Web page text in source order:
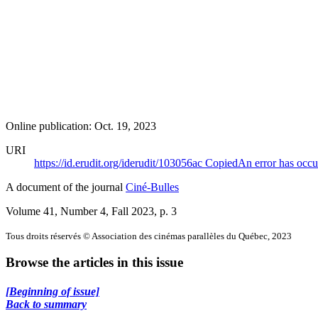
Online publication: Oct. 19, 2023
URI
https://id.erudit.org/iderudit/103056ac CopiedAn error has
A document of the journal Ciné-Bulles
Volume 41, Number 4, Fall 2023, p. 3
Tous droits réservés © Association des cinémas parallèles du Québec, 2023
Browse the articles in this issue
[Beginning of issue]
Back to summary